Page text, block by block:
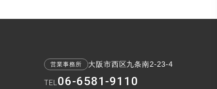
営業事務所 大阪市西区九条南2-23-4
TEL06-6581-9110